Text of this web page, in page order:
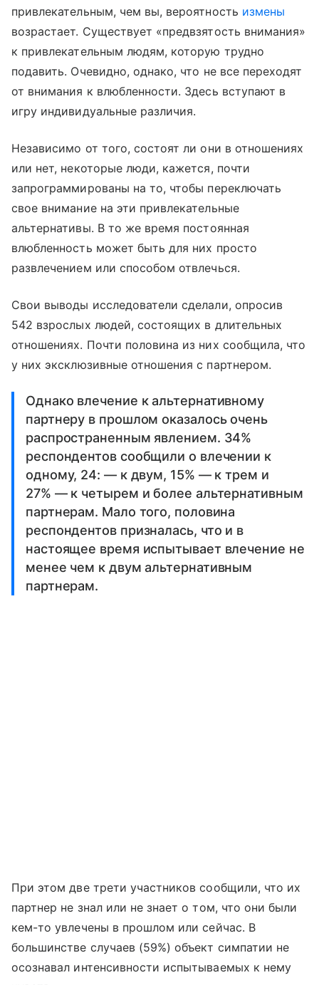
привлекательным, чем вы, вероятность измены
возрастает. Существует «предвзятость внимания»
к привлекательным людям, которую трудно
подавить. Очевидно, однако, что не все переходят
от внимания к влюбленности. Здесь вступают в
игру индивидуальные различия.
Независимо от того, состоят ли они в отношениях
или нет, некоторые люди, кажется, почти
запрограммированы на то, чтобы переключать
свое внимание на эти привлекательные
альтернативы. В то же время постоянная
влюбленность может быть для них просто
развлечением или способом отвлечься.
Свои выводы исследователи сделали, опросив
542 взрослых людей, состоящих в длительных
отношениях. Почти половина из них сообщила, что
у них эксклюзивные отношения с партнером.
Однако влечение к альтернативному
партнеру в прошлом оказалось очень
распространенным явлением. 34%
респондентов сообщили о влечении к
одному, 24: — к двум, 15% — к трем и
27% — к четырем и более альтернативным
партнерам. Мало того, половина
респондентов призналась, что и в
настоящее время испытывает влечение не
менее чем к двум альтернативным
партнерам.
При этом две трети участников сообщили, что их
партнер не знал или не знает о том, что они были
кем-то увлечены в прошлом или сейчас. В
большинстве случаев (59%) объект симпатии не
осознавал интенсивности испытываемых к нему